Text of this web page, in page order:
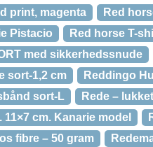
print, magenta
Red
Pistacio
Red horse T-
med sikkerhedssnude
sort-1,2 cm
Reddingo
sort-L
Rede –
11×7 cm. Kanarie model
fibre – 50 gram